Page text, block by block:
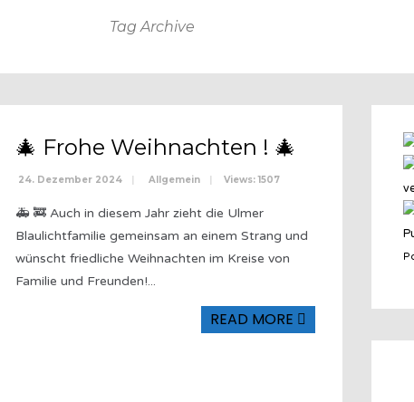
Tag Archive
🎄 Frohe Weihnachten ! 🎄
24. Dezember 2024 | Allgemein | Views: 1507
🚑 🚒 Auch in diesem Jahr zieht die Ulmer
Blaulichtfamilie gemeinsam an einem Strang und
wünscht friedliche Weihnachten im Kreise von
Familie und Freunden!...
READ MORE